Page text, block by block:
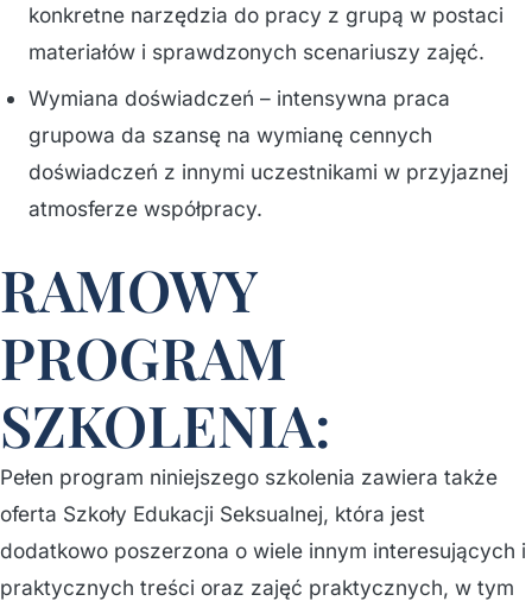
konkretne narzędzia do pracy z grupą w postaci
materiałów i sprawdzonych scenariuszy zajęć.
Wymiana doświadczeń – intensywna praca
grupowa da szansę na wymianę cennych
doświadczeń z innymi uczestnikami w przyjaznej
atmosferze współpracy.
RAMOWY
PROGRAM
SZKOLENIA:
Pełen program niniejszego szkolenia zawiera także
oferta Szkoły Edukacji Seksualnej, która jest
dodatkowo poszerzona o wiele innym interesujących i
praktycznych treści oraz zajęć praktycznych, w tym